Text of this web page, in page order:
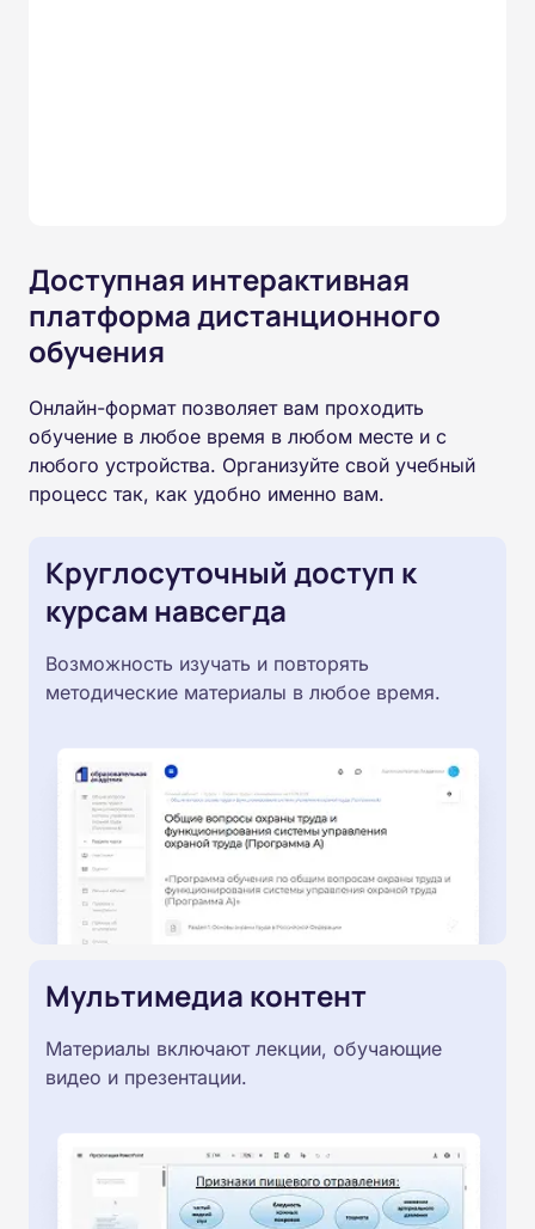
Доступная интерактивная
платформа дистанционного
обучения
Онлайн-формат позволяет вам проходить
обучение в любое время в любом месте и с
любого устройства. Организуйте свой учебный
процесс так, как удобно именно вам.
Круглосуточный доступ к
курсам навсегда
Возможность изучать и повторять
методические материалы в любое время.
Мультимедиа контент
Материалы включают лекции, обучающие
видео и презентации.